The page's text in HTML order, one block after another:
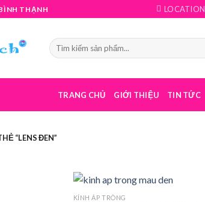
THẠNH LOCATION
TRANG CHỦ GIỚI THIỆU TIN TỨC
“LENS ĐEN”
KÍNH ÁP TRÒNG